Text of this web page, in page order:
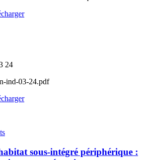
24
ind-03-24.pdf
sous-intégré périphérique :